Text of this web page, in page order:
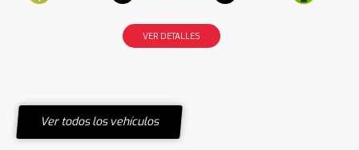
VER DETALLES
Ver todos los vehículos